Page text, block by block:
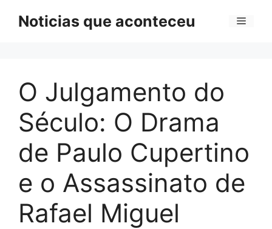
Noticias que aconteceu Menu
O Julgamento do
Século: O Drama
de Paulo Cupertino
e o Assassinato de
Rafael Miguel